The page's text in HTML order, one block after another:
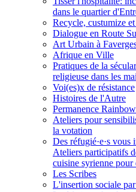
dans le quartier
Recycle, custumize
Dialogue en Route
Art Urbain à
Afrique en Ville
Pratiques de la
religieuse dans les
Voi(es)x de résistance
Histoires de l'Autre
Permanence
Ateliers pour
la votation
Des réfugié·e·s vous
Ateliers participatifs
cuisine syrienne pour
Les Scribes
L'insertion sociale